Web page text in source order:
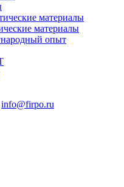
материалы
материалы
опыт
info@firpo.ru